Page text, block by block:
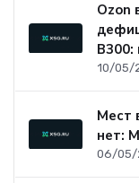
Ozon
B300:
10/05/
Мест
нет:
06/05/